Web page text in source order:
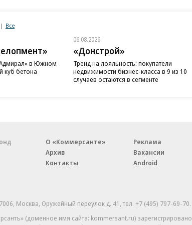
Все
в Южном
куб бетона
06.08.2026
«Донстрой»
Тренд на лояльность: покупатели
недвижимости бизнес-класса в 9 из 10
случаев остаются в сегменте
О «Коммерсанте»
Архив
Контакты
Реклама
Вакансии
Android
Москва, Оружейный переулок д. 41,тел. +7 (495) 797-69-70.
(доменное имя сайта: kommersant.ru) зарегистрировано